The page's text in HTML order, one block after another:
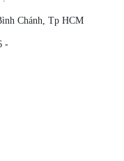
Chánh, Tp HCM
-